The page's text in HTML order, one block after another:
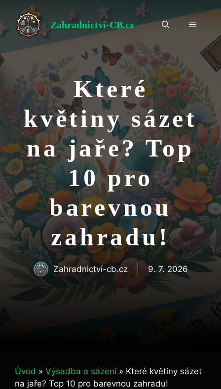
Přeskočit
obsah
Zahradnictví-CB.cz Menu
Které
květiny sázet
na jaře? Top
10 pro
barevnou
zahradu!
Zahradnictví-cb.cz 9. 7. 2026
Úvod » Výsadba a sázení » Které květiny sázet
na jaře? Top 10 pro barevnou zahradu!